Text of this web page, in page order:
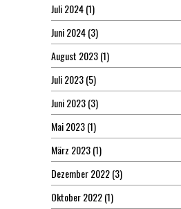
Juli 2024(1)
Juni 2024(3)
August 2023(1)
Juli 2023(5)
Juni 2023(3)
Mai 2023(1)
März 2023(1)
Dezember 2022(3)
Oktober 2022(1)